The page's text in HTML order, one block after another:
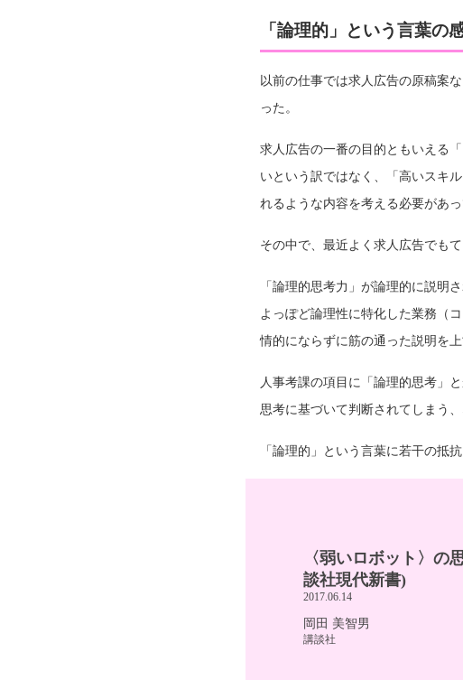
「論理的」という言葉の
以前の仕事では求人広告の原稿案
った。
求人広告の一番の目的ともいえる
いという訳ではなく、「高いスキ
れるような内容を考える必要があ
その中で、最近よく求人広告でも
「論理的思考力」が論理的に説明
よっぽど論理性に特化した業務（
情的にならずに筋の通った説明を
人事考課の項目に「論理的思考」
思考に基づいて判断されてしまう
「論理的」という言葉に若干の抵